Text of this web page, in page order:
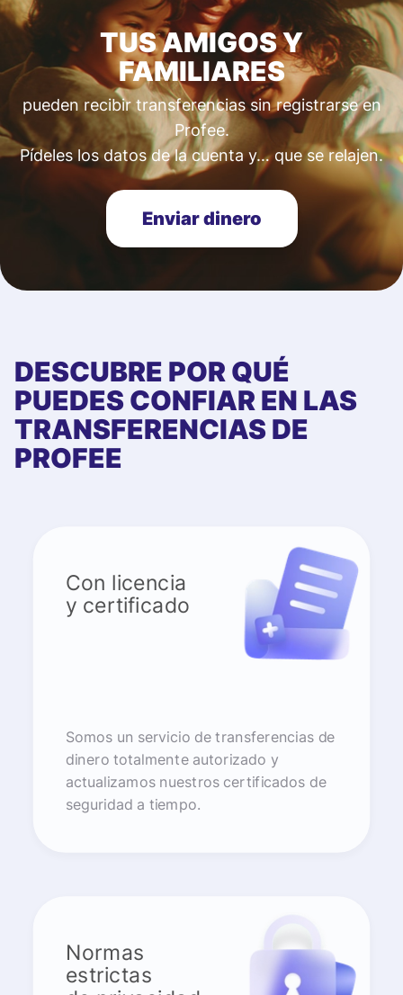
TUS AMIGOS Y
FAMILIARES
pueden recibir transferencias sin registrarse en
Profee.
Pídeles los datos de la cuenta y… que se relajen.
Enviar dinero
DESCUBRE POR QUÉ
PUEDES CONFIAR EN LAS
TRANSFERENCIAS DE
PROFEE
Con licencia
y certificado
Somos un servicio de transferencias de
dinero totalmente autorizado y
actualizamos nuestros certificados de
seguridad a tiempo.
Normas
estrictas